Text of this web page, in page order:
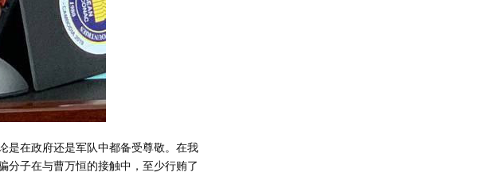
是在政府还是军队中都备受尊敬。在我
分子在与曹万恒的接触中，至少行贿了